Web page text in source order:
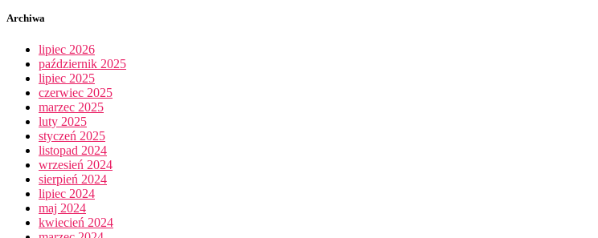
Archiwa
lipiec 2026
październik 2025
lipiec 2025
czerwiec 2025
marzec 2025
luty 2025
styczeń 2025
listopad 2024
wrzesień 2024
sierpień 2024
lipiec 2024
maj 2024
kwiecień 2024